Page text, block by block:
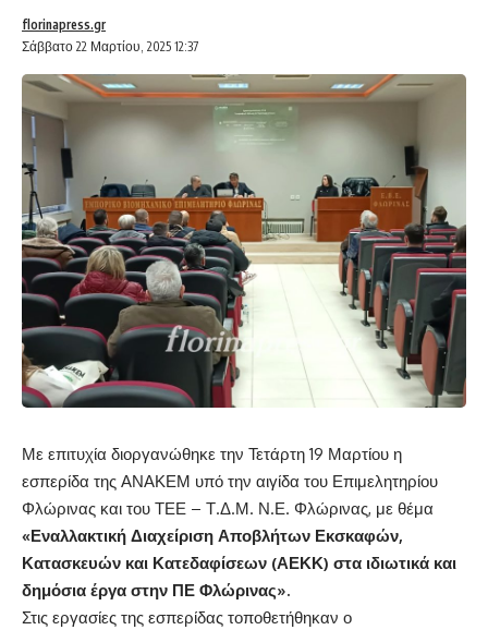
Σάββατο 22 Μαρτίου, 2025 12:37
florinapress.gr
Με επιτυχία διοργανώθηκε την Τετάρτη 19 Μαρτίου η
εσπερίδα της ΑΝΑΚΕΜ υπό την αιγίδα του Επιμελητηρίου
Φλώρινας και του ΤΕΕ – Τ.Δ.Μ. Ν.Ε. Φλώρινας, με θέμα
«Εναλλακτική Διαχείριση Αποβλήτων Εκσκαφών,
Κατασκευών και Κατεδαφίσεων (ΑΕΚΚ) στα ιδιωτικά και
δημόσια έργα στην ΠΕ Φλώρινας».
Στις εργασίες της εσπερίδας τοποθετήθηκαν ο